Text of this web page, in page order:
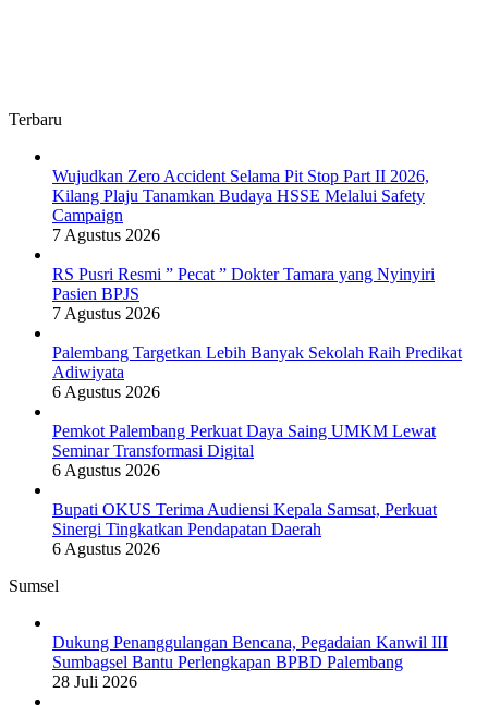
Terbaru
Wujudkan Zero Accident Selama Pit Stop Part II 2026,
Kilang Plaju Tanamkan Budaya HSSE Melalui Safety
Campaign
7 Agustus 2026
RS Pusri Resmi ” Pecat ” Dokter Tamara yang Nyinyiri
Pasien BPJS
7 Agustus 2026
Palembang Targetkan Lebih Banyak Sekolah Raih Predikat
Adiwiyata
6 Agustus 2026
Pemkot Palembang Perkuat Daya Saing UMKM Lewat
Seminar Transformasi Digital
6 Agustus 2026
Bupati OKUS Terima Audiensi Kepala Samsat, Perkuat
Sinergi Tingkatkan Pendapatan Daerah
6 Agustus 2026
Sumsel
Dukung Penanggulangan Bencana, Pegadaian Kanwil III
Sumbagsel Bantu Perlengkapan BPBD Palembang
28 Juli 2026